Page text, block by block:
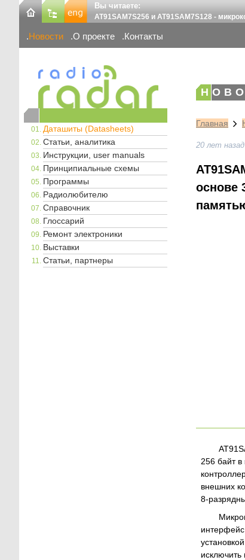
Вы читаете:
AT91SAM7S256 и AT91SAM7S128 -
Новости О проекте Контакты
Даташиты (Datasheets)
Статьи, аналитика
Инструкции, user manuals
Принципиальные схемы
Программы
Радиолюбителю
Справочник
Глоссарий
Ремонт электроники
Выставки
Статьи, партнеры
Главная
20 лет назад
основе
256 байт
внешних
8-